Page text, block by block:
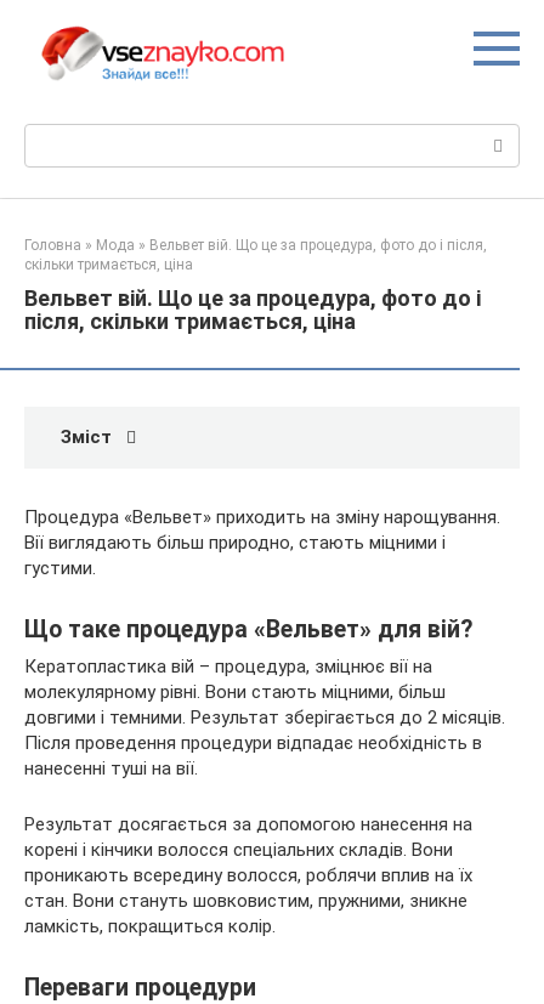
вмісту
Головна » Мода » Вельвет вій. Що це за процедура, фото до і після,
скільки тримається, ціна
Вельвет вій. Що це за процедура, фото до і
після, скільки тримається, ціна
Зміст
Процедура «Вельвет» приходить на зміну нарощування.
Вії виглядають більш природно, стають міцними і
густими.
Що таке процедура «Вельвет» для вій?
Кератопластика вій – процедура, зміцнює вії на
молекулярному рівні. Вони стають міцними, більш
довгими і темними. Результат зберігається до 2 місяців.
Після проведення процедури відпадає необхідність в
нанесенні туші на вії.
Результат досягається за допомогою нанесення на
корені і кінчики волосся спеціальних складів. Вони
проникають всередину волосся, роблячи вплив на їх
стан. Вони стануть шовковистим, пружними, зникне
ламкість, покращиться колір.
Переваги процедури